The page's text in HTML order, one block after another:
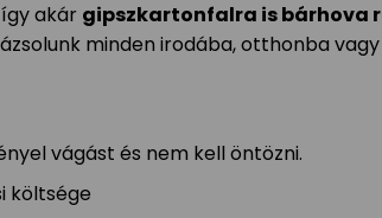
akár gipszkartonfalra is bárhova
minden irodába, otthonba
vágást és nem kell öntözni.
költsége